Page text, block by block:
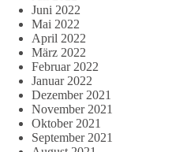
Juni 2022
Mai 2022
April 2022
März 2022
Februar 2022
Januar 2022
Dezember 2021
November 2021
Oktober 2021
September 2021